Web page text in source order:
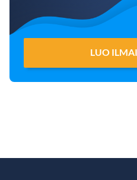
LUO